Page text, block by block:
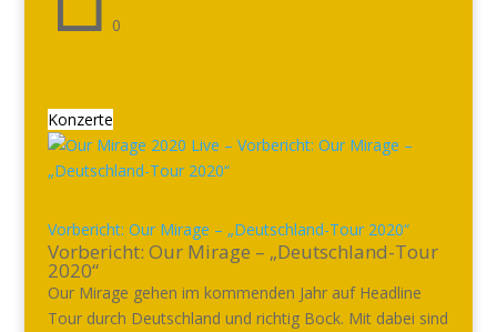
0
Konzerte
Vorbericht: Our Mirage – „Deutschland-Tour 2020“
Vorbericht: Our Mirage – „Deutschland-Tour
2020“
Our Mirage gehen im kommenden Jahr auf Headline
Tour durch Deutschland und richtig Bock. Mit dabei sind